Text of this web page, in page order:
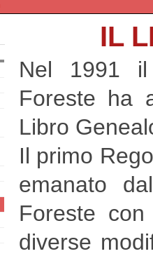
IL
Nel 1991 il
Foreste ha
Libro
Il primo
emanato
Foreste
diverse